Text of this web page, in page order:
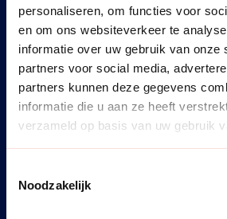
personaliseren, om functies voor
en om ons websiteverkeer te
informatie over uw gebruik van onze
partners voor social media,
partners kunnen deze gegevens
informatie die u aan ze heeft
verzameld op basis van uw gebruik
Noodzakelijk
hoofdklasse spelen. Graag
invullen welke teams
vereniging meespelen.
DAMES SENIOREN
Geen
Dames 1
Dames 3